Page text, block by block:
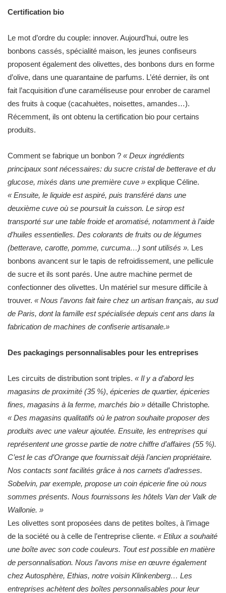
Certification bio
Le mot d’ordre du couple: innover. Aujourd’hui, outre les
bonbons cassés, spécialité maison, les jeunes confiseurs
proposent également des olivettes, des bonbons durs en forme
d’olive, dans une quarantaine de parfums. L’été dernier, ils ont
fait l’acquisition d’une caraméliseuse pour enrober de caramel
des fruits à coque (cacahuètes, noisettes, amandes…).
Récemment, ils ont obtenu la certification bio pour certains
produits.
Comment se fabrique un bonbon ? « Deux ingrédients
principaux sont nécessaires: du sucre cristal de betterave et du
glucose, mixés dans une première cuve » explique Céline.
« Ensuite, le liquide est aspiré, puis transféré dans une
deuxième cuve où se poursuit la cuisson. Le sirop est
transporté sur une table froide et aromatisé, notamment à l’aide
d’huiles essentielles. Des colorants de fruits ou de légumes
(betterave, carotte, pomme, curcuma…) sont utilisés ». Les
bonbons avancent sur le tapis de refroidissement, une pellicule
de sucre et ils sont parés. Une autre machine permet de
confectionner des olivettes. Un matériel sur mesure difficile à
trouver. « Nous l’avons fait faire chez un artisan français, au sud
de Paris, dont la famille est spécialisée depuis cent ans dans la
fabrication de machines de confiserie artisanale.»
Des packagings personnalisables pour les entreprises
Les circuits de distribution sont triples. « Il y a d’abord les
magasins de proximité (35 %), épiceries de quartier, épiceries
fines, magasins à la ferme, marchés bio » détaille Christophe.
«Des magasins qualitatifs où le patron souhaite proposer des
produits avec une valeur ajoutée. Ensuite, les entreprises qui
représentent une grosse partie de notre chiffre d’affaires (55 %).
C’est le cas d’Orange que fournissait déjà l’ancien propriétaire.
Nos contacts sont facilités grâce à nos carnets d’adresses.
Sobelvin, par exemple, propose un coin épicerie fine où nous
sommes présents. Nous fournissons les hôtels Van der Valk de
Wallonie. »
Les olivettes sont proposées dans de petites boîtes, à l’image
de la société ou à celle de l’entreprise cliente. « Etilux a souhaité
une boîte avec son code couleurs. Tout est possible en matière
de personnalisation. Nous l’avons mise en œuvre également
chez Autosphère, Ethias, notre voisin Klinkenberg… Les
entreprises achètent des boîtes personnalisables pour leur